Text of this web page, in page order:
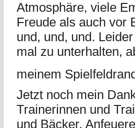
Atmosphäre, viele
Freude als auch vor
und, und, und.
mal zu unterhalten,
meinem
Jetzt noch mein
Trainerinnen und
und Bäcker,